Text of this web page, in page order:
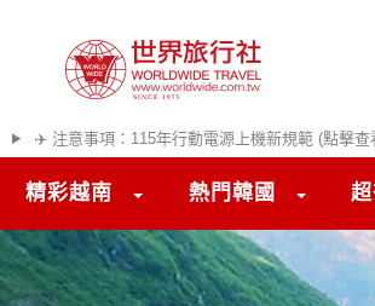
✈️ 注意事項：115年行動電源上機新規範 (點擊查
精彩越南 熱門韓國